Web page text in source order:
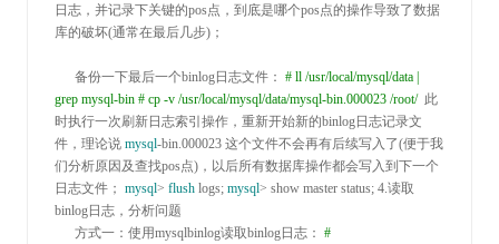
日志，并记录下关键的pos点，到底是哪个pos点的操作导致了数据
库的破坏(通常在最后几步)；
      备份一下最后一个binlog日志文件：
# ll /usr/local/mysql/data |
grep mysql-bin # cp -v /usr/local/mysql/data/mysql-bin.000023 /root/ 此
时执行一次刷新日志索引操作，重新开始新的binlog日志记录文
件，理论说 mysql-bin.000023 这个文件不会再有后续写入了(便于我
们分析原因及查找pos点)，以后所有数据库操作都会写入到下一个
日志文件； mysql> flush logs; mysql> show master status; 4.读取
binlog日志，分析问题
      方式一：使用mysqlbinlog读取binlog日志：
#